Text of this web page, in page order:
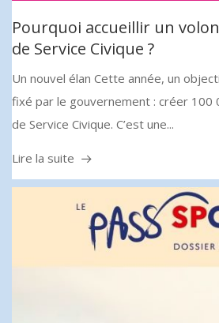
Pourquoi accueillir un
de Service Civique ?
Un nouvel élan Cette année, un
fixé par le gouvernement : créer 100
de Service Civique. C’est une...
Lire la suite